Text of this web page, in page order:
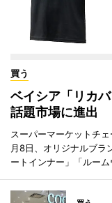
買う
ベイシア「リカ
話題市場に進出
スーパーマーケットチ
月8日、オリジナルブラ
ートインナー」「ルーム